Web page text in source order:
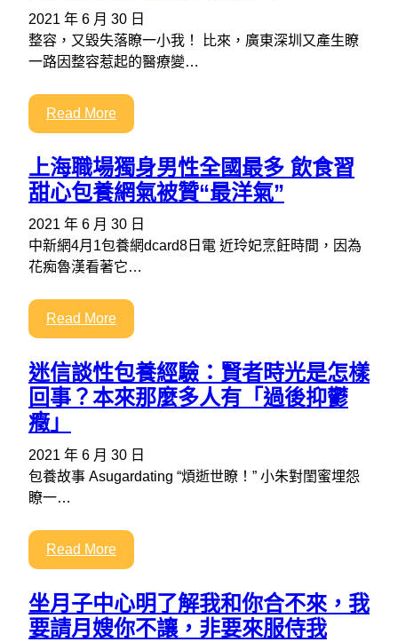
2021 年 6 月 30 日
整容，又毀失落瞭一小我！ 比來，廣東深圳又產生瞭
一路因整容惹起的醫療變…
Read More
上海職場獨身男性全國最多 飲食習
甜心包養網氣被贊“最洋氣”
2021 年 6 月 30 日
中新網4月1包養網dcard8日電 近玲妃烹飪時間，因為
花痴魯漢看著它…
Read More
迷信談性包養經驗：賢者時光是怎樣
回事？本來那麼多人有「過後抑鬱
癥」
2021 年 6 月 30 日
包養故事 Asugardating “煩逝世瞭！” 小朱對閨蜜埋怨
瞭一…
Read More
坐月子中心明了解我和你合不來，我
要請月嫂你不讓，非要來服侍我